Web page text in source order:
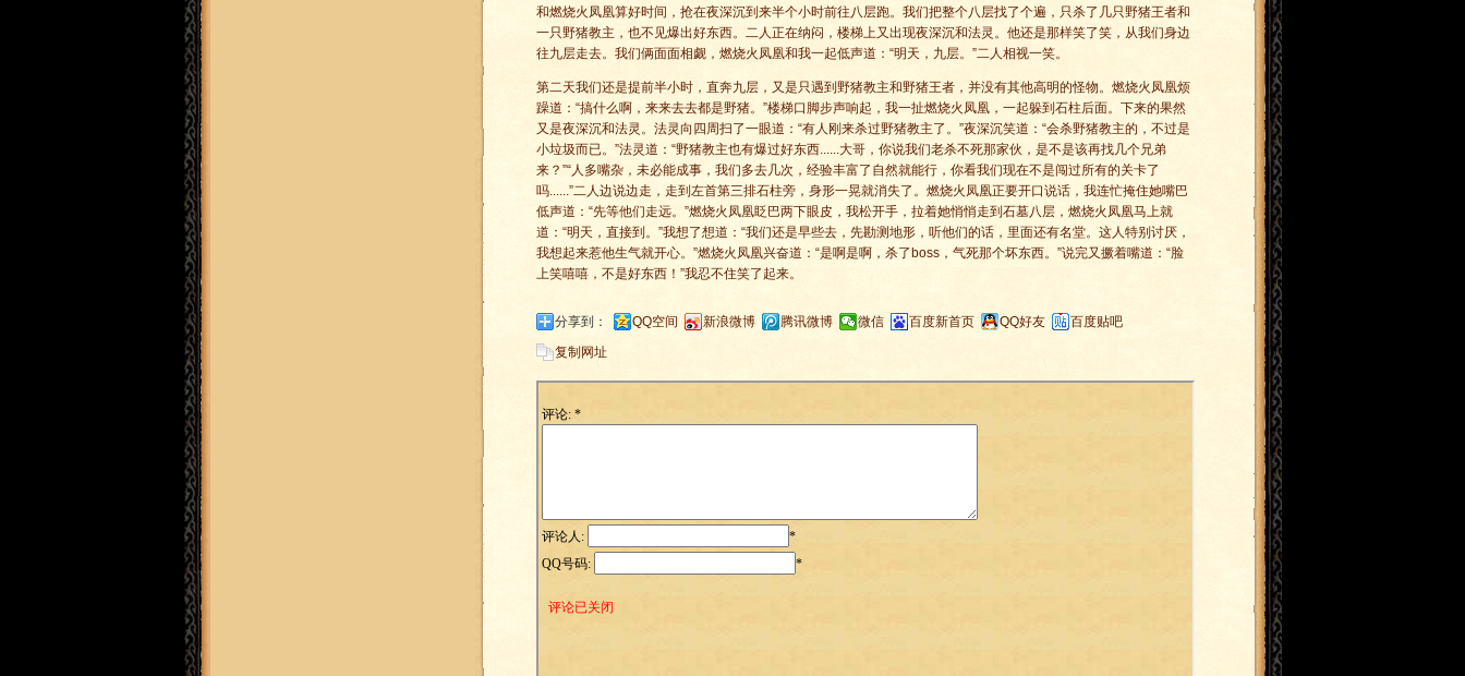
和燃烧火凤凰算好时间，抢在夜深沉到来半个小时前往八层跑。我们把整个八层找了个遍，只杀了几只野猪王者和
一只野猪教主，也不见爆出好东西。二人正在纳闷，楼梯上又出现夜深沉和法灵。他还是那样笑了笑，从我们身边
往九层走去。我们俩面面相觑，燃烧火凤凰和我一起低声道：“明天，九层。”二人相视一笑。
第二天我们还是提前半小时，直奔九层，又是只遇到野猪教主和野猪王者，并没有其他高明的怪物。燃烧火凤凰烦
躁道：“搞什么啊，来来去去都是野猪。”楼梯口脚步声响起，我一扯燃烧火凤凰，一起躲到石柱后面。下来的果然
又是夜深沉和法灵。法灵向四周扫了一眼道：“有人刚来杀过野猪教主了。”夜深沉笑道：“会杀野猪教主的，不过是
小垃圾而已。”法灵道：“野猪教主也有爆过好东西......大哥，你说我们老杀不死那家伙，是不是该再找几个兄弟
来？”“人多嘴杂，未必能成事，我们多去几次，经验丰富了自然就能行，你看我们现在不是闯过所有的关卡了
吗......”二人边说边走，走到左首第三排石柱旁，身形一晃就消失了。燃烧火凤凰正要开口说话，我连忙掩住她嘴巴
低声道：“先等他们走远。”燃烧火凤凰眨巴两下眼皮，我松开手，拉着她悄悄走到石墓八层，燃烧火凤凰马上就
道：“明天，直接到。”我想了想道：“我们还是早些去，先勘测地形，听他们的话，里面还有名堂。这人特别讨厌，
我想起来惹他生气就开心。”燃烧火凤凰兴奋道：“是啊是啊，杀了boss，气死那个坏东西。”说完又撅着嘴道：“脸
上笑嘻嘻，不是好东西！”我忍不住笑了起来。
分享到： QQ空间 新浪微博 腾讯微博 微信 百度新首页 QQ好友
百度贴吧
复制网址